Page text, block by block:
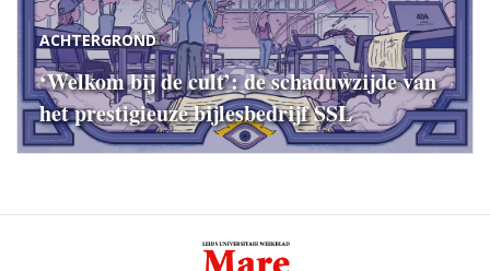
ACHTERGROND
‘Welkom bij de cult’: de schaduwzijde van
het prestigieuze bijlesbedrijf SSL